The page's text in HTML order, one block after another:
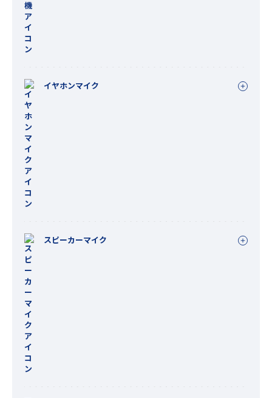
イヤホンマイク
スピーカーマイク